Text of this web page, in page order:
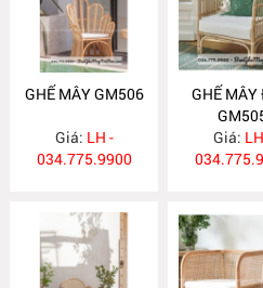
GHẾ MÂY GM506
Giá: LH -
034.775.9900
GHẾ MÂY
Giá: